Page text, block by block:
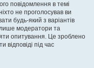
повідомлення в темі
не проголосував ви
будь-який з варіантів
лише модератори та
опитування. Це зроблено
відповіді під час